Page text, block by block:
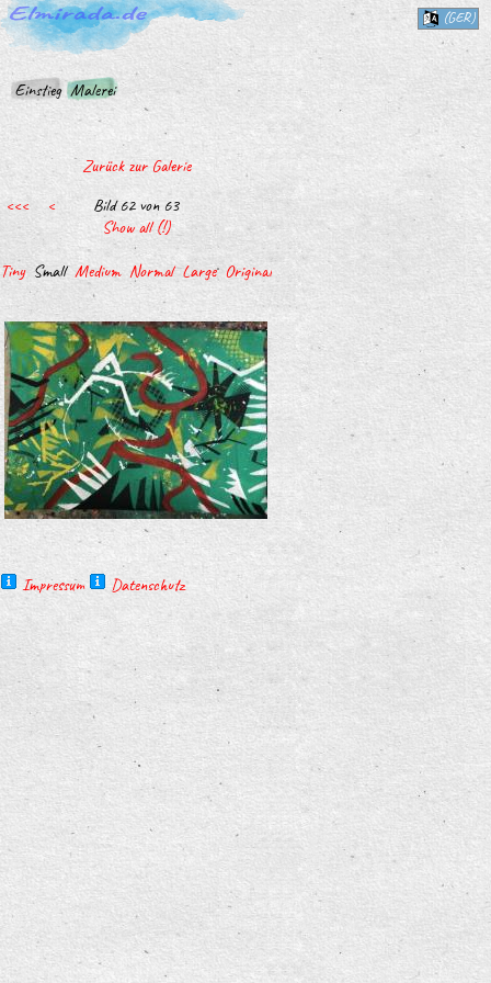
Einstieg Malerei
(GER)
Zurück zur Galerie
<<<
<
Bild 62 von 63
Show all (!)
TinySmall Medium Normal Large Original
Impressum Datenschutz